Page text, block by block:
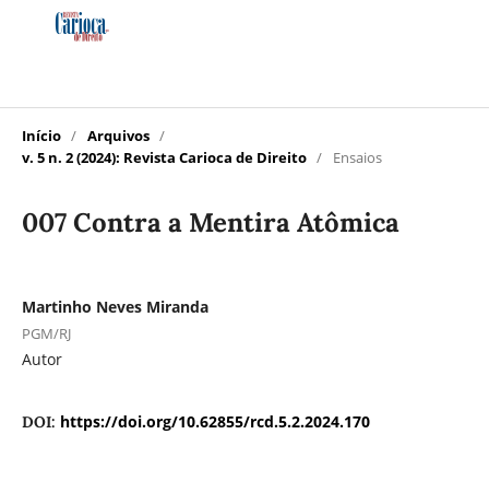
Início / Arquivos /
v. 5 n. 2 (2024): Revista Carioca de Direito / Ensaios
007 Contra a Mentira Atômica
Martinho Neves Miranda
PGM/RJ
Autor
DOI: https://doi.org/10.62855/rcd.5.2.2024.170